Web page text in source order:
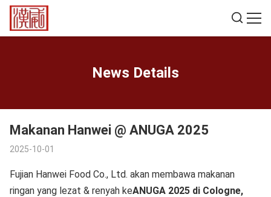
News Details
Makanan Hanwei @ ANUGA 2025
2025-10-01
Fujian Hanwei Food Co., Ltd. akan membawa makanan
ringan yang lezat & renyah keANUGA 2025 di Cologne,